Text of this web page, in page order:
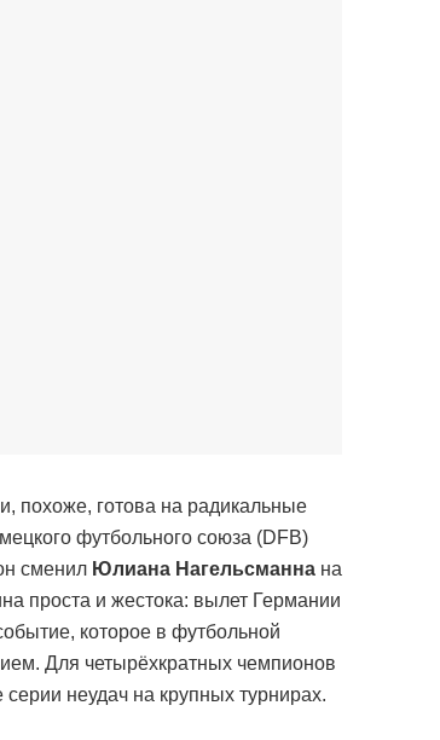
похоже, готова на радикальные
футбольного союза (DFB)
сменил Юлиана Нагельсманна на
проста и жестока: вылет Германии
которое в футбольной
Для четырёхкратных чемпионов
неудач на крупных турнирах.